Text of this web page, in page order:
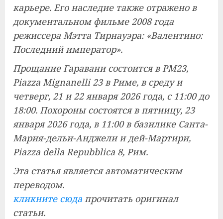
карьере. Его наследие также отражено в
документальном фильме 2008 года
режиссера Мэтта Тирнауэра: «Валентино:
Последний император».
Прощание Гаравани состоится в PM23,
Piazza Mignanelli 23 в Риме, в среду и
четверг, 21 и 22 января 2026 года, с 11:00 до
18:00. Похороны состоятся в пятницу, 23
января 2026 года, в 11:00 в базилике Санта-
Мария-дельи-Анджели и дей-Мартири,
Piazza della Repubblica 8, Рим.
Эта статья является автоматическим
переводом.
кликните сюда прочитать оригинал
статьи.